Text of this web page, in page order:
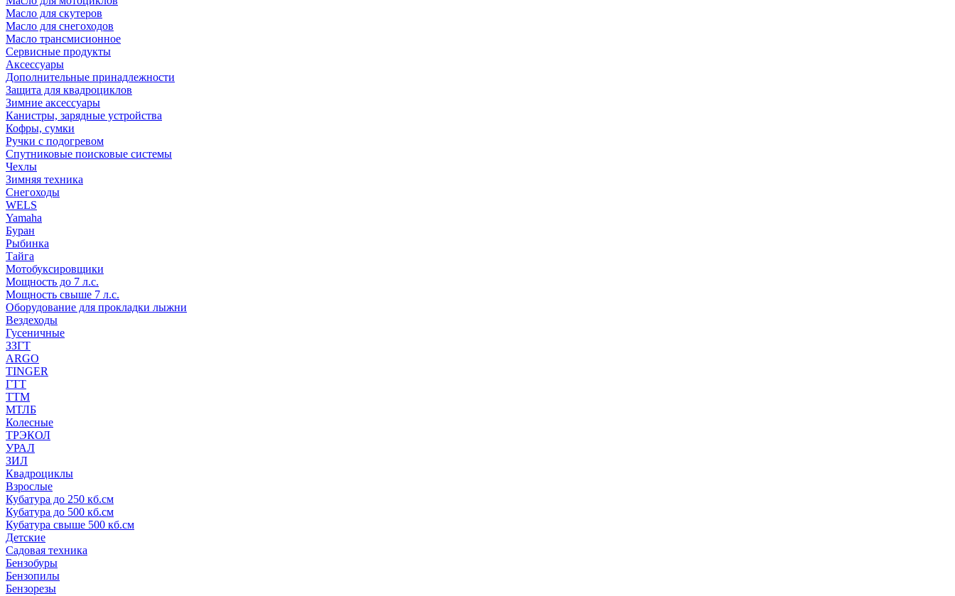
Масло для скутеров
Масло для снегоходов
Масло трансмисионное
Сервисные продукты
Аксессуары
Дополнительные принадлежности
Защита для квадроциклов
Зимние аксессуары
Канистры, зарядные устройства
Кофры, сумки
Ручки с подогревом
Спутниковые поисковые системы
Чехлы
Зимняя техника
Снегоходы
WELS
Yamaha
Буран
Рыбинка
Тайга
Мотобуксировщики
Мощность до 7 л.с.
Мощность свыше 7 л.с.
Оборудование для прокладки лыжни
Вездеходы
Гусеничные
ЗЗГТ
ARGO
TINGER
ГТТ
ТТМ
МТЛБ
Колесные
ТРЭКОЛ
УРАЛ
ЗИЛ
Квадроциклы
Взрослые
Кубатура до 250 кб.см
Кубатура до 500 кб.см
Кубатура свыше 500 кб.см
Детские
Садовая техника
Бензобуры
Бензопилы
Бензорезы